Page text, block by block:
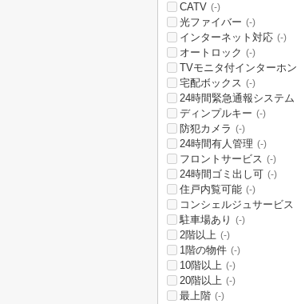
CATV (-)
光ファイバー (-)
インターネット対応 (-)
オートロック (-)
TVモニタ付インターホン
宅配ボックス (-)
24時間緊急通報システム
ディンプルキー (-)
防犯カメラ (-)
24時間有人管理 (-)
フロントサービス (-)
24時間ゴミ出し可 (-)
住戸内覧可能 (-)
コンシェルジュサービス
駐車場あり (-)
2階以上 (-)
1階の物件 (-)
10階以上 (-)
20階以上 (-)
最上階 (-)